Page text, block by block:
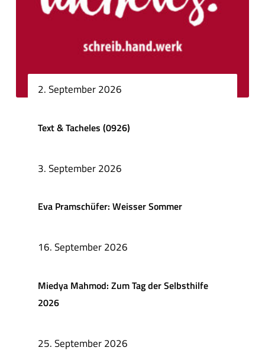
2. September 2026
Text & Tacheles (0926)
3. September 2026
Eva Pramschüfer: Weisser Sommer
16. September 2026
Miedya Mahmod: Zum Tag der Selbsthilfe
2026
25. September 2026